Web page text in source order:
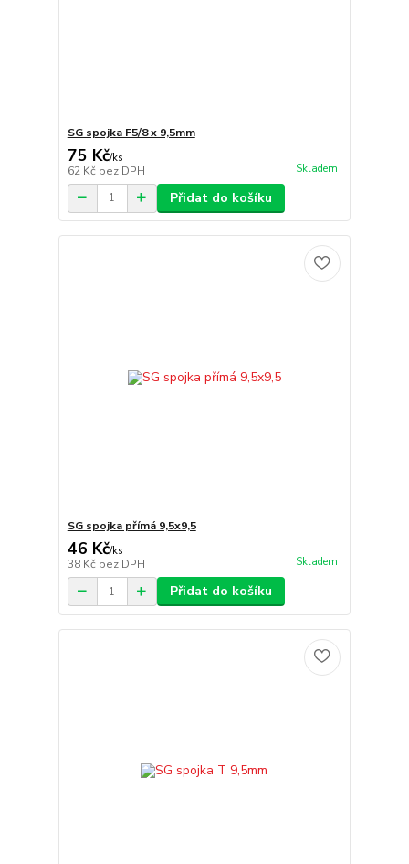
SG spojka F5/8 x 9,5mm
75 Kč/ks
62 Kč bez DPH Skladem
Přidat do košíku
SG spojka přímá 9,5x9,5
46 Kč/ks
38 Kč bez DPH Skladem
Přidat do košíku